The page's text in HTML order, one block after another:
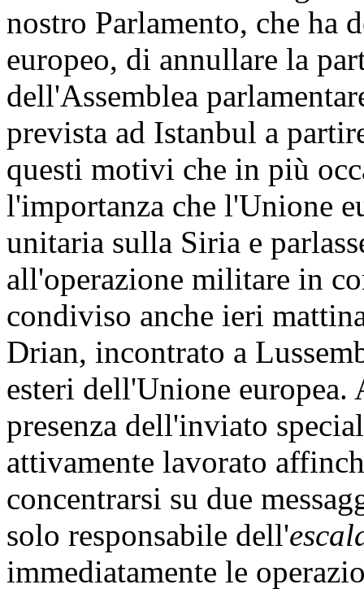
nostro Parlamento, che ha
europeo, di annullare la
dell'Assemblea
prevista ad Istanbul a
questi motivi che in più
l'importanza che l'Unione
unitaria sulla Siria e
all'operazione militare in
condiviso anche ieri
Drian, incontrato a
esteri dell'Unione europea.
presenza dell'inviato
attivamente lavorato
concentrarsi su due
solo responsabile dell'
immediatamente le